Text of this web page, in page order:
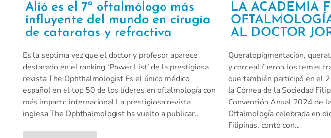
Alió es el 7º oftalmólogo más
influyente del mundo en cirugía
de cataratas y refractiva
Es la séptima vez que el doctor y profesor aparece
destacado en el ranking ‘Power List’ de la prestigiosa
revista The Ophthalmologist Es el único médico
español en el top 50 de los líderes en oftalmología con
más impacto internacional La prestigiosa revista
inglesa The Ophthalmologist ha vuelto a publicar…
LA ACADEMIA
AL DOCTOR
Queratopigmentación,
y corneal fueron los temas
que también participó en el
la Córnea de la Sociedad
Convención Anual 2024 de
Oftalmología celebrada en
Filipinas, contó con…